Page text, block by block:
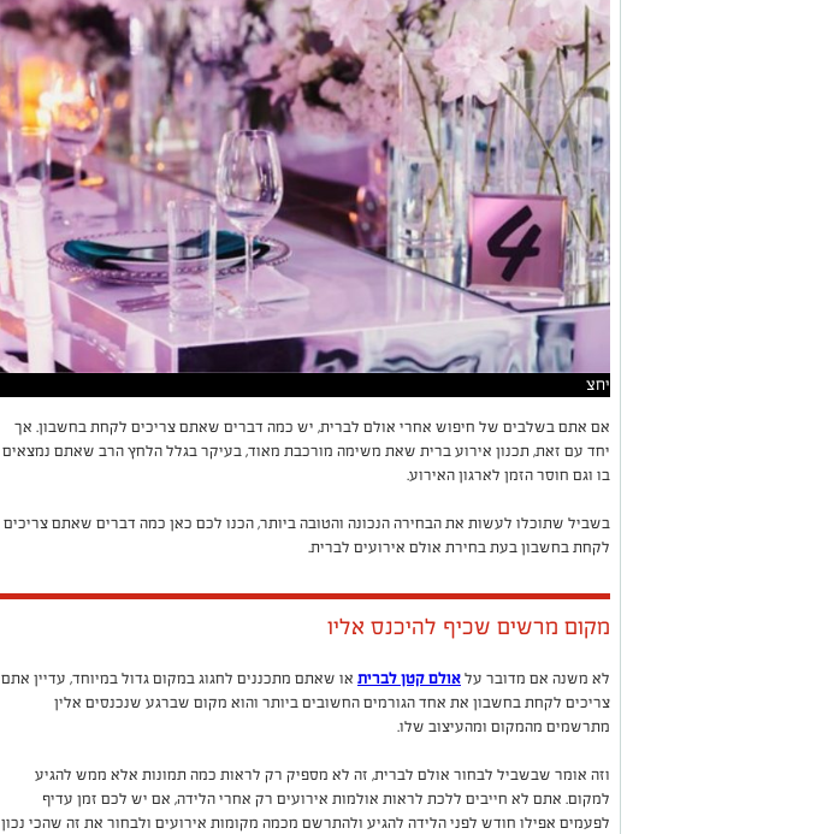
יחצ
אם אתם בשלבים של חיפוש אחרי אולם לברית, יש כמה דברים שאתם צריכים לקחת בחשבון. אך
יחד עם זאת, תכנון אירוע ברית שאת משימה מורכבת מאוד, בעיקר בגלל הלחץ הרב שאתם נמצאים
בו וגם חוסר הזמן לארגון האירוע.
בשביל שתוכלו לעשות את הבחירה הנכונה והטובה ביותר, הכנו לכם כאן כמה דברים שאתם צריכים
לקחת בחשבון בעת בחירת אולם אירועים לברית.
מקום מרשים שכיף להיכנס אליו
לא משנה אם מדובר עלאולם קטן לברית או שאתם מתכננים לחגוג במקום גדול במיוחד, עדיין אתם
צריכים לקחת בחשבון את אחד הגורמים החשובים ביותר והוא מקום שברגע שנכנסים אלין
מתרשמים מהמקום ומהעיצוב שלו.
וזה אומר שבשביל לבחור אולם לברית, זה לא מספיק רק לראות כמה תמונות אלא ממש להגיע
למקום. אתם לא חייבים ללכת לראות אולמות אירועים רק אחרי הלידה, אם יש לכם זמן עדיף
לפעמים אפילו חודש לפני הלידה להגיע ולהתרשם מכמה מקומות אירועים ולבחור את זה שהכי נכון